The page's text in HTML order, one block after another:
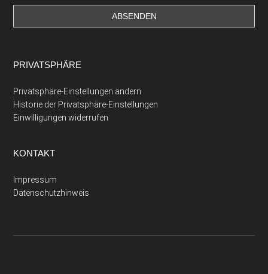
PRIVATSPHÄRE
Privatsphäre-Einstellungen ändern
Historie der Privatsphäre-Einstellungen
Einwilligungen widerrufen
KONTAKT
Impressum
Datenschutzhinweis